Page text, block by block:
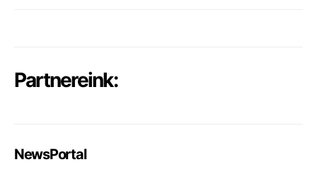
Partnereink:
NewsPortal